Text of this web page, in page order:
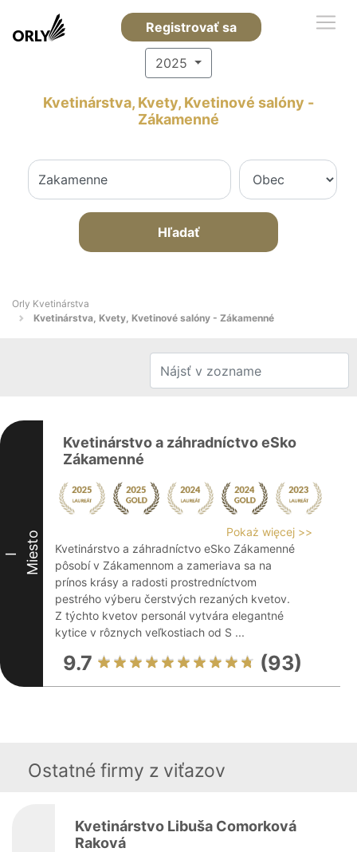
Registrovať sa
2025
Kvetinárstva, Kvety, Kvetinové salóny -
Zákamenné
Hľadať
Orly Kvetinárstva
Kvetinárstva, Kvety, Kvetinové salóny - Zákamenné
I Miesto
Kvetinárstvo a záhradníctvo eSko
Zákamenné
Pokaż więcej >>
Kvetinárstvo a záhradníctvo eSko Zákamenné
pôsobí v Zákamennom a zameriava sa na
prínos krásy a radosti prostredníctvom
pestrého výberu čerstvých rezaných kvetov.
Z týchto kvetov personál vytvára elegantné
kytice v rôznych veľkostiach od S ...
9.7 (93)
Ostatné firmy z viťazov
Kvetinárstvo Libuša Comorková
Raková